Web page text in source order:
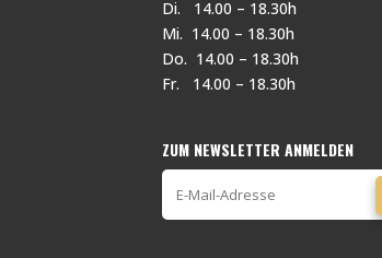
Di. 14.00 – 18.30h
Mi. 14.00 – 18.30h
Do. 14.00 – 18.30h
Fr. 14.00 – 18.30h
ZUM NEWSLETTER ANMELDEN